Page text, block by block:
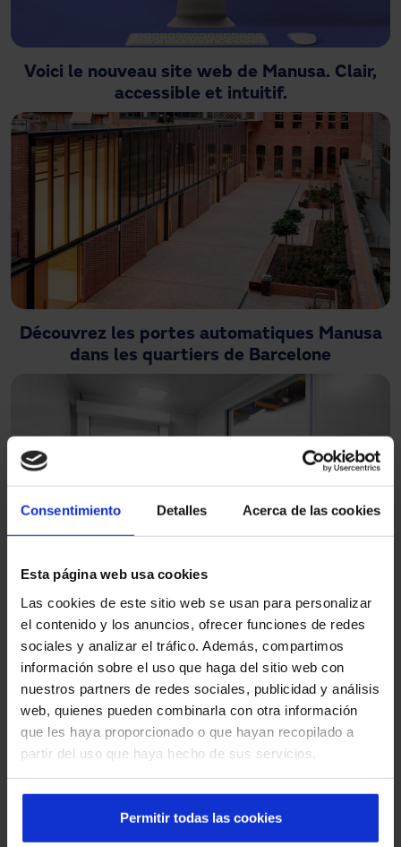
Consentimiento Detalles Acerca de las cookies
Esta página web usa cookies
Las cookies de este sitio web se usan para personalizar
el contenido y los anuncios, ofrecer funciones de redes
sociales y analizar el tráfico. Además, compartimos
información sobre el uso que haga del sitio web con
nuestros partners de redes sociales, publicidad y análisis
web, quienes pueden combinarla con otra información
que les haya proporcionado o que hayan recopilado a
partir del uso que haya hecho de sus servicios.
Permitir todas las cookies
Voici le nouveau site web de Manusa. Clair,
accessible et intuitif.
Découvrez les portes automatiques Manusa
dans les quartiers de Barcelone
Que faire en cas de panne d'une porte rapide :
causes, solutions et prévention